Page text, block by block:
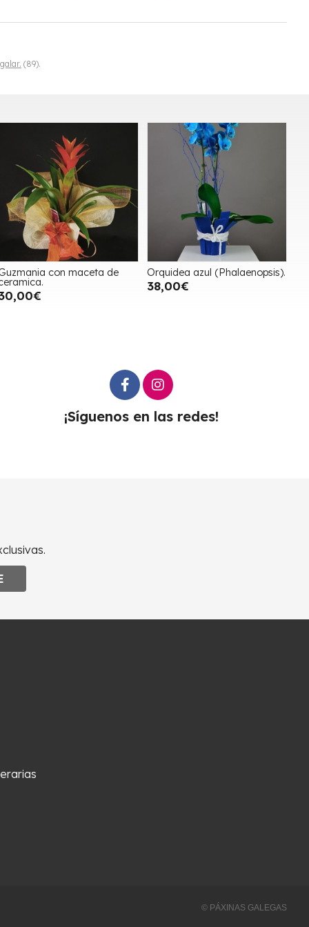
(89).
con maceta de Orquidea azul (Phalaenopsis).
38,00€
¡Síguenos en las redes!
© PÁXINAS GALEGAS